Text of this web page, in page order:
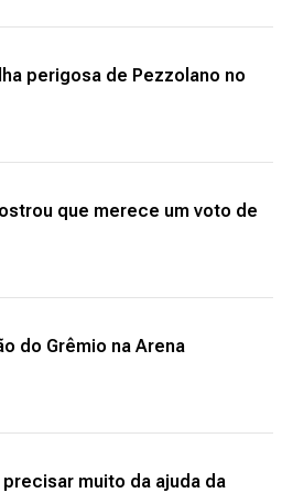
perigosa de Pezzolano no
que merece um voto de
do Grêmio na Arena
precisar muito da ajuda da